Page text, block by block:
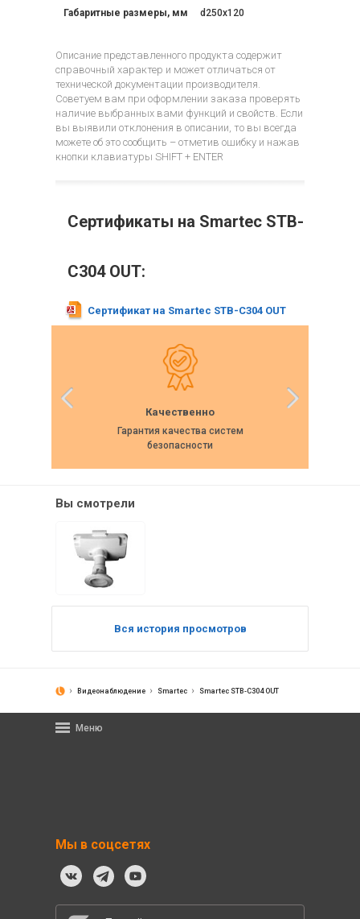
Габаритные размеры, мм d250x120
Описание представленного продукта содержит
справочный характер и может отличаться от
технической документации производителя.
Советуем вам при оформлении заказа проверять
наличие выбранных вами функций и свойств. Если
вы выявили отклонения в описании, то вы всегда
можете об это сообщить – отметив ошибку и нажав
кнопки клавиатуры SHIFT + ENTER
Сертификаты на Smartec STB-
C304 OUT:
Сертификат на Smartec STB-C304 OUT
Качественно
Гарантия качества систем
безопасности
Вы смотрели
Вся история просмотров
Видеонаблюдение Smartec Smartec STB-C304 OUT
Меню
Мы в соцсетях